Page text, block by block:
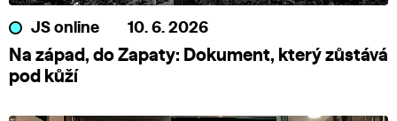
JS online 10. 6. 2026
Na západ, do Zapaty: Dokument, který zůstává
pod kůží